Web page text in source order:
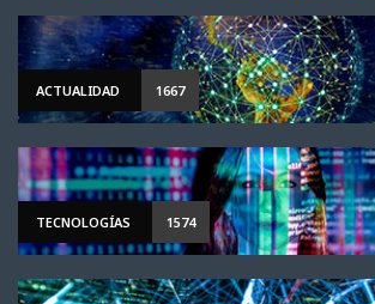
ACTUALIDAD 1667
TECNOLOGÍAS 1574